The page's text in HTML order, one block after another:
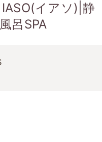
イアソ)|静
呂SPA